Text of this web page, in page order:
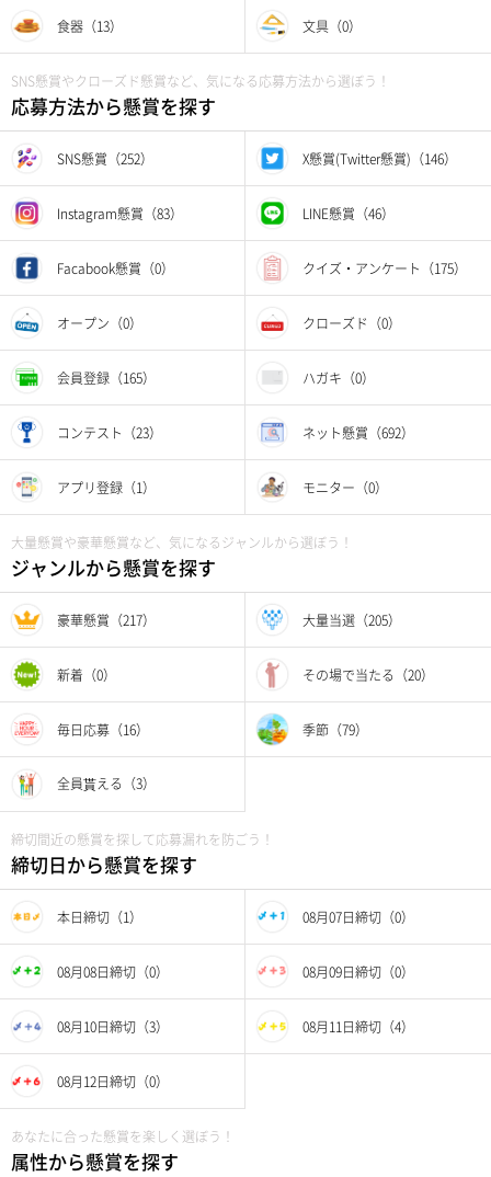
食器（13） 文具（0）
SNS懸賞やクローズド懸賞など、気になる応募方法から選ぼう！
応募方法から懸賞を探す
SNS懸賞（252） X懸賞(Twitter懸賞)（146）
Instagram懸賞（83） LINE懸賞（46）
Facabook懸賞（0） クイズ・アンケート（175）
オープン（0） クローズド（0）
会員登録（165） ハガキ（0）
コンテスト（23） ネット懸賞（692）
アプリ登録（1） モニター（0）
大量懸賞や豪華懸賞など、気になるジャンルから選ぼう！
ジャンルから懸賞を探す
豪華懸賞（217） 大量当選（205）
新着（0） その場で当たる（20）
毎日応募（16） 季節（79）
全員貰える（3）
締切間近の懸賞を探して応募漏れを防ごう！
締切日から懸賞を探す
本日締切（1） 08月07日締切（0）
08月08日締切（0） 08月09日締切（0）
08月10日締切（3） 08月11日締切（4）
08月12日締切（0）
あなたに合った懸賞を楽しく選ぼう！
属性から懸賞を探す